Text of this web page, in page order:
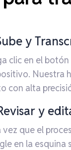
y
clic en el
Nuestra
con alta
y
vez que el
en la esquina